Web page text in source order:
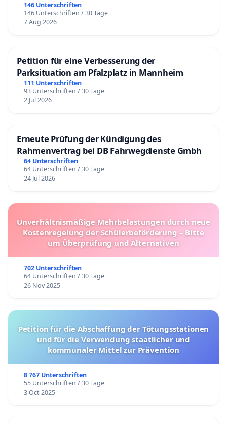
146 Unterschriften
146 Unterschriften / 30 Tage
7 Aug 2026
Petition für eine Verbesserung der
Parksituation am Pfalzplatz in Mannheim
111 Unterschriften
93 Unterschriften / 30 Tage
2 Jul 2026
Erneute Prüfung der Kündigung des
Rahmenvertrag bei DB Fahrwegdienste Gmbh
64 Unterschriften
64 Unterschriften / 30 Tage
24 Jul 2026
Unverhältnismäßige Mehrbelastungen durch neue
Kostenregelung der Schülerbeförderung – Bitte
um Überprüfung und Alternativen
702 Unterschriften
64 Unterschriften / 30 Tage
26 Nov 2025
Petition für die Abschaffung der Tötungsstationen
und für die Verwendung staatlicher und
kommunaler Mittel zur Prävention
8 767 Unterschriften
55 Unterschriften / 30 Tage
3 Oct 2025